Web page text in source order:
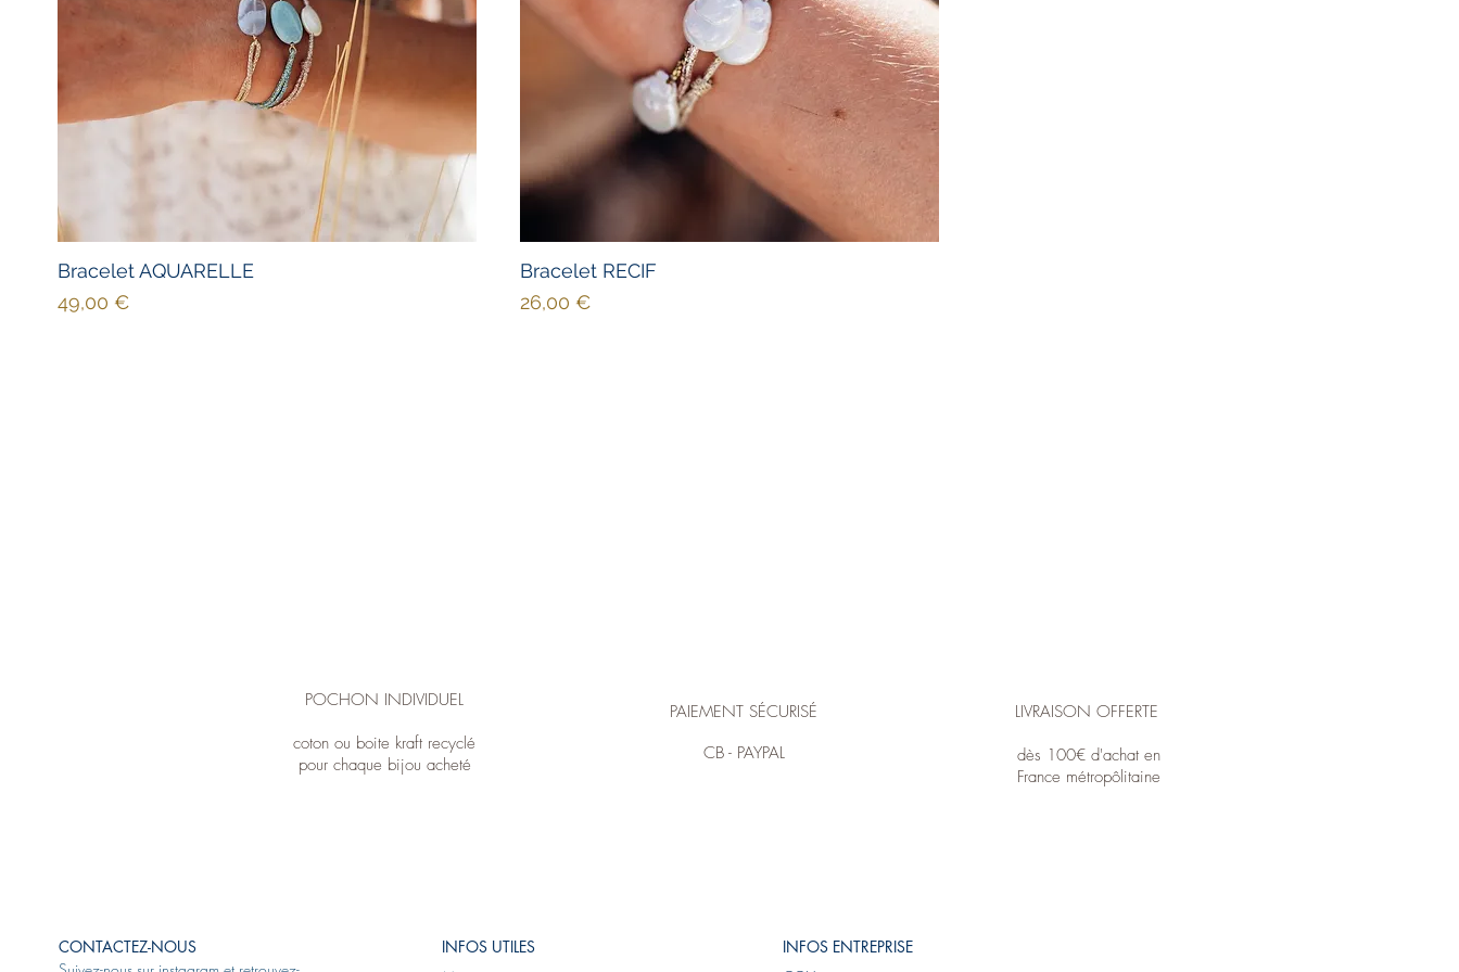
Bracelet AQUARELLE
Prix
49,00 €
Bracelet RECIF
Prix
26,00 €
POCHON INDIVIDUEL
coton ou boite kraft recyclé
pour chaque bijou acheté
PAIEMENT SÉCURISÉ
CB - PAYPAL
LIVRAISON OFFERTE
dès 100€ d'achat en
France métropôlitaine
CONTACTEZ-NOUS
INFOS UTILES
INFOS ENTREPRISE